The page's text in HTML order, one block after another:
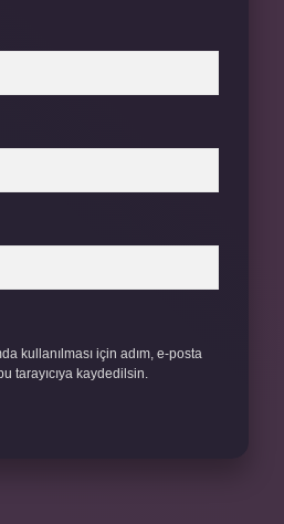
kullanılması için adım, e-posta
tarayıcıya kaydedilsin.